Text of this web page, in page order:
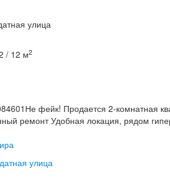
/ 12 м2
фейк! Продается 2-комнатная
ремонт Удобная локация, рядом
улица